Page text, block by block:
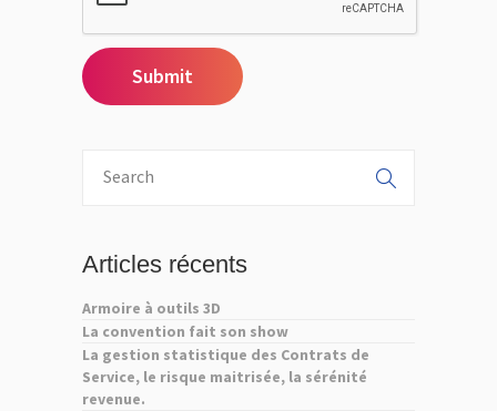
Articles récents
Armoire à outils 3D
La convention fait son show
La gestion statistique des Contrats de
Service, le risque maitrisée, la sérénité
revenue.